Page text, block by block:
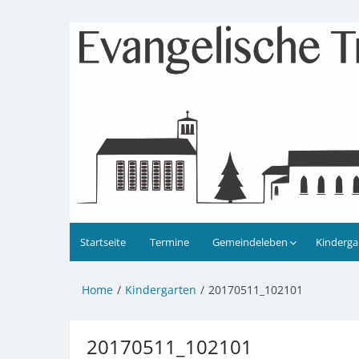
Evangelische
Informationen zu Veranstaltungen,
Startseite Termine Gemeindeleben
Home Kindergarten 20170511_102101
20170511_102101